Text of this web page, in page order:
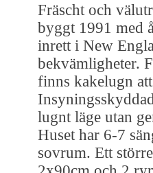
Fräscht och
byggt 1991 med
inrett i New
bekvämligheter.
finns kakelugn
lugnt läge utan
Huset har 6-7
sovrum. Ett